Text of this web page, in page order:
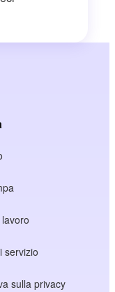
servizio
sulla privacy